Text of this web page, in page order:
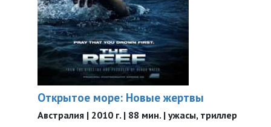
Открытое море: Новые жертвы
Австралия | 2010 г. | 88 мин. | ужасы, триллер